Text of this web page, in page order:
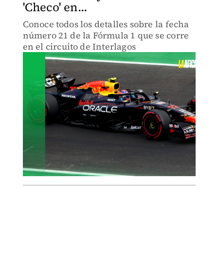
'Checo' en...
Conoce todos los detalles sobre la fecha
número 21 de la Fórmula 1 que se corre
en el circuito de Interlagos